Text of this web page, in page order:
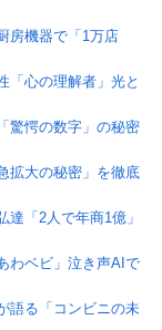
房機器で「1万店
「心の理解者」光と
驚愕の数字」の秘密
拡大の秘密」を徹底
達「2人で年商1億」
わベビ」泣き声AIで
語る「コンビニの未